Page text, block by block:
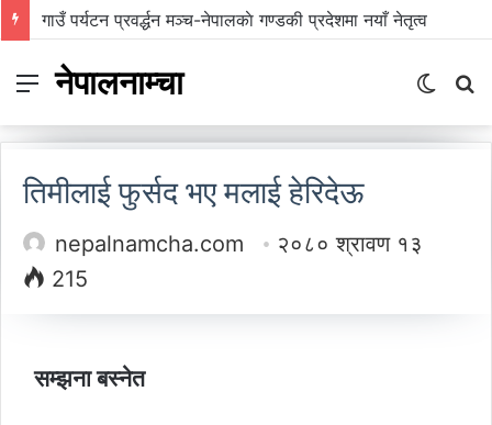
गाउँ पर्यटन प्रवर्द्धन मञ्च-नेपालकाे गण्डकी प्रदेशमा नयाँ नेतृत्व
Menu
नेपालनाम्चा
Switch
तिमीलाई फुर्सद भए मलाई हेरिदेऊ
nepalnamcha.com
२०८० श्रावण १३
215
सम्झना बस्नेत